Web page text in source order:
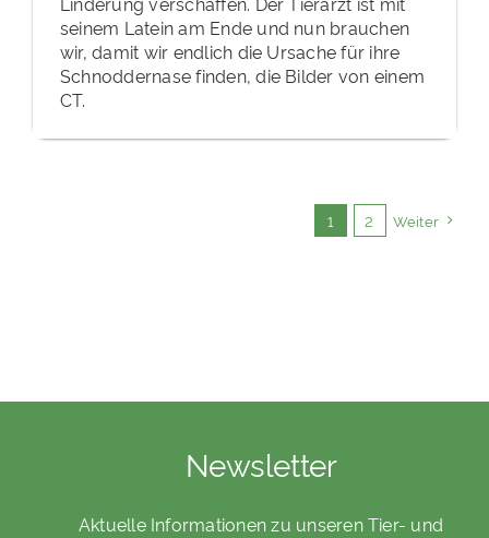
seinem Latein am Ende und nun brauchen
wir, damit wir endlich die Ursache für ihre
Schnoddernase finden, die Bilder von einem
CT.
1 2 Weiter
Newsletter
Aktuelle Informationen zu unseren Tier- und